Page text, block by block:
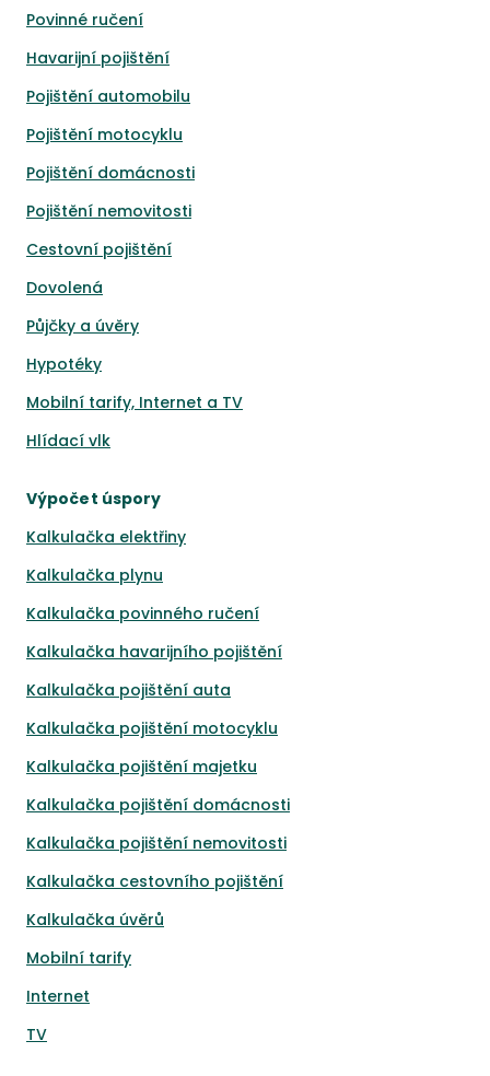
Povinné ručení
Havarijní pojištění
Pojištění automobilu
Pojištění motocyklu
Pojištění domácnosti
Pojištění nemovitosti
Cestovní pojištění
Dovolená
Půjčky a úvěry
Hypotéky
Mobilní tarify, Internet a TV
Hlídací vlk
Výpočet úspory
Kalkulačka elektřiny
Kalkulačka plynu
Kalkulačka povinného ručení
Kalkulačka havarijního pojištění
Kalkulačka pojištění auta
Kalkulačka pojištění motocyklu
Kalkulačka pojištění majetku
Kalkulačka pojištění domácnosti
Kalkulačka pojištění nemovitosti
Kalkulačka cestovního pojištění
Kalkulačka úvěrů
Mobilní tarify
Internet
TV